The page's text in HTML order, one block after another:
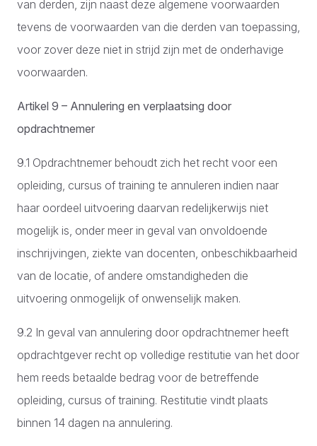
van derden, zijn naast deze algemene voorwaarden
tevens de voorwaarden van die derden van toepassing,
voor zover deze niet in strijd zijn met de onderhavige
voorwaarden.
Artikel 9 – Annulering en verplaatsing door
opdrachtnemer
9.1 Opdrachtnemer behoudt zich het recht voor een
opleiding, cursus of training te annuleren indien naar
haar oordeel uitvoering daarvan redelijkerwijs niet
mogelijk is, onder meer in geval van onvoldoende
inschrijvingen, ziekte van docenten, onbeschikbaarheid
van de locatie, of andere omstandigheden die
uitvoering onmogelijk of onwenselijk maken.
9.2 In geval van annulering door opdrachtnemer heeft
opdrachtgever recht op volledige restitutie van het door
hem reeds betaalde bedrag voor de betreffende
opleiding, cursus of training. Restitutie vindt plaats
binnen 14 dagen na annulering.